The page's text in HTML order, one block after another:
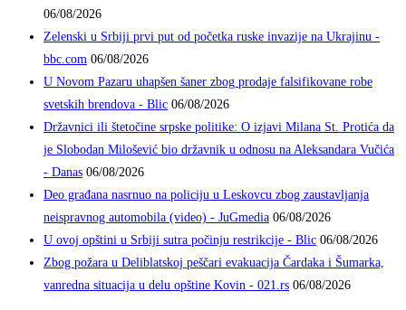
06/08/2026
Zelenski u Srbiji prvi put od početka ruske invazije na Ukrajinu -
bbc.com 06/08/2026
U Novom Pazaru uhapšen šaner zbog prodaje falsifikovane robe
svetskih brendova - Blic 06/08/2026
Državnici ili štetočine srpske politike: O izjavi Milana St. Protića da
je Slobodan Milošević bio državnik u odnosu na Aleksandara Vučića
- Danas 06/08/2026
Deo građana nasrnuo na policiju u Leskovcu zbog zaustavljanja
neispravnog automobila (video) - JuGmedia 06/08/2026
U ovoj opštini u Srbiji sutra počinju restrikcije - Blic 06/08/2026
Zbog požara u Deliblatskoj peščari evakuacija Čardaka i Šumarka,
vanredna situacija u delu opštine Kovin - 021.rs 06/08/2026